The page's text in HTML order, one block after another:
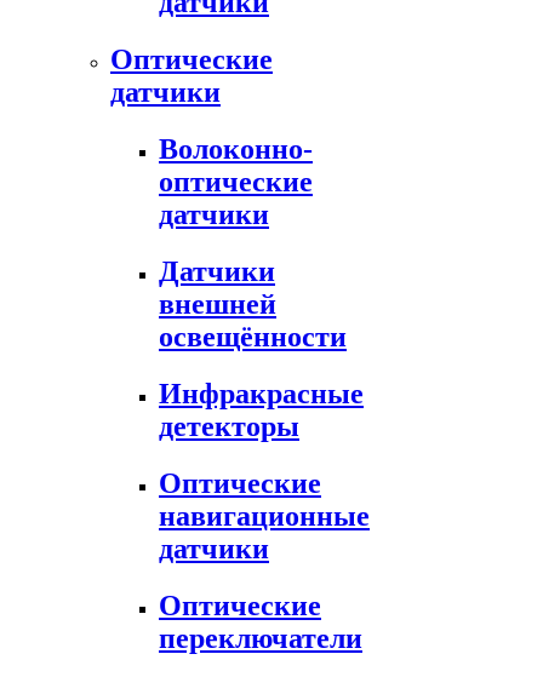
Оптические
датчики
Волоконно-
оптические
датчики
Датчики
внешней
освещённости
Инфракрасные
детекторы
Оптические
навигационные
датчики
Оптические
переключатели